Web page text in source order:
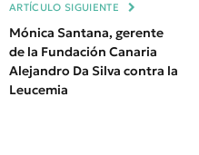
ARTÍCULO SIGUIENTE
Mónica Santana, gerente
de la Fundación Canaria
Alejandro Da Silva contra la
Leucemia